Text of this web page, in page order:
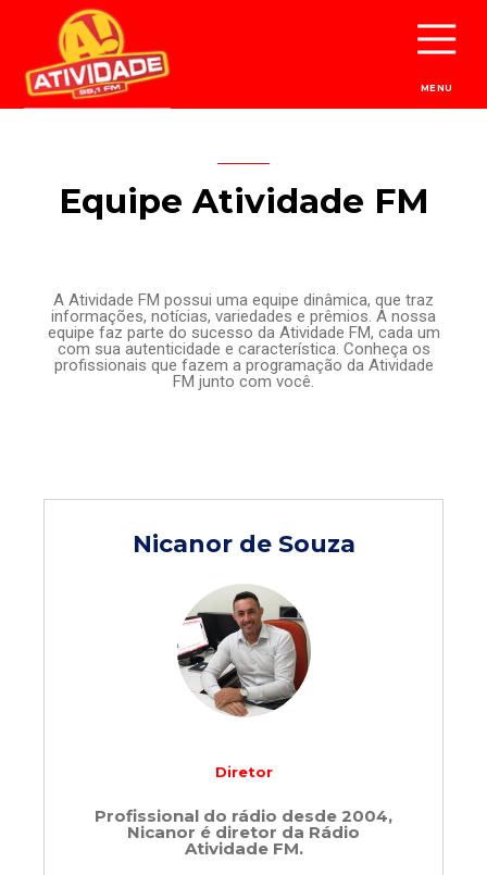
MENU
Equipe Atividade FM
A Atividade FM possui uma equipe dinâmica, que traz
informações, notícias, variedades e prêmios. A nossa
equipe faz parte do sucesso da Atividade FM, cada um
com sua autenticidade e característica. Conheça os
profissionais que fazem a programação da Atividade
FM junto com você.
Nicanor de Souza
Diretor
Profissional do rádio desde 2004,
Nicanor é diretor da Rádio
Atividade FM.